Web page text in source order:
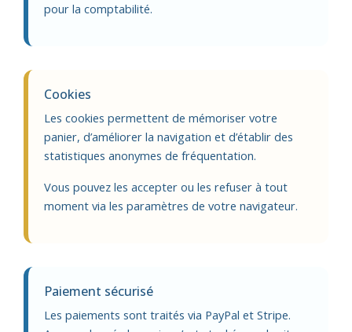
pour la comptabilité.
Cookies
Les cookies permettent de mémoriser votre
panier, d’améliorer la navigation et d’établir des
statistiques anonymes de fréquentation.
Vous pouvez les accepter ou les refuser à tout
moment via les paramètres de votre navigateur.
Paiement sécurisé
Les paiements sont traités via PayPal et Stripe.